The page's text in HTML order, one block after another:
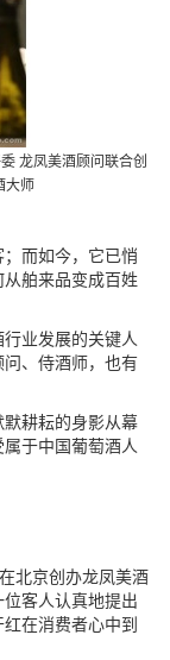
龙凤美酒顾问联合创
大师
而如今，它已悄
舶来品变成百姓
业发展的关键人
、侍酒师，也有
耕耘的身影从幕
于中国葡萄酒人
北京创办龙凤美酒
客人认真地提出
在消费者心中到